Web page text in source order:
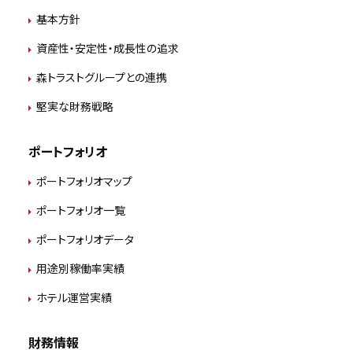
基本方針
資産性・安定性・成長性の追求
森トラストグループとの連携
堅実な財務戦略
ポートフォリオ
ポートフォリオマップ
ポートフォリオ一覧
ポートフォリオデータ
用途別稼働率実績
ホテル運営実績
財務情報